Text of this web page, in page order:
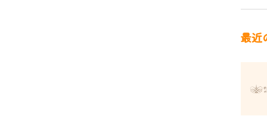
最近